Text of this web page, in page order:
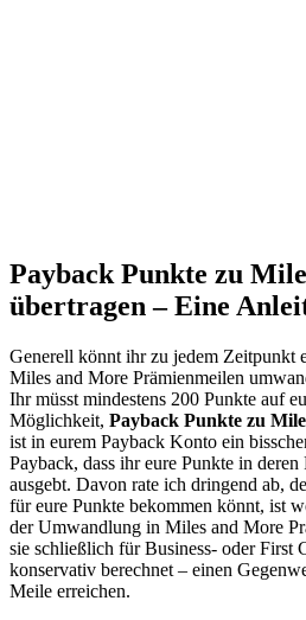
Payback Punkte zu
übertragen – Eine
Generell könnt ihr zu jedem Zeitpunkt
Miles and More Prämienmeilen
Ihr müsst mindestens 200 Punkte auf
Möglichkeit, Payback Punkte zu
ist in eurem Payback Konto ein
Payback, dass ihr eure Punkte in
ausgebt. Davon rate ich dringend ab,
für eure Punkte bekommen könnt, ist
der Umwandlung in Miles and More
sie schließlich für Business- oder First
konservativ berechnet – einen
Meile erreichen.